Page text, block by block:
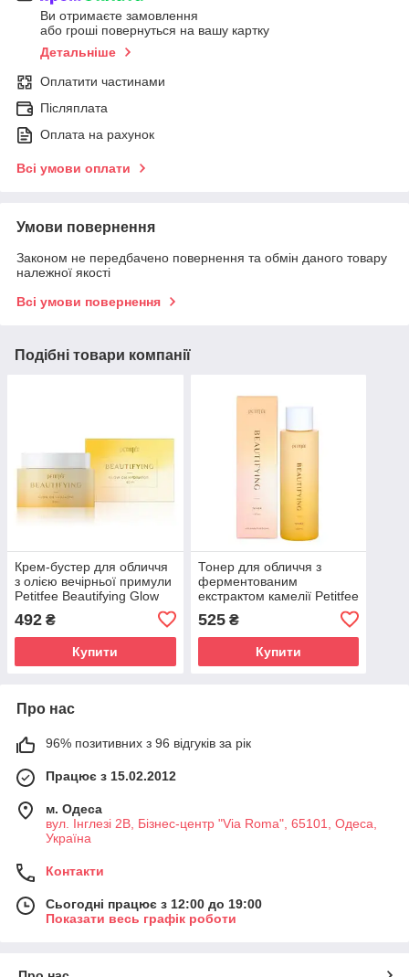
Ви отримаєте замовлення
або гроші повернуться на вашу картку
Детальніше
Оплатити частинами
Післяплата
Оплата на рахунок
Всі умови оплати
Умови повернення
Законом не передбачено повернення та обмін даного товару
належної якості
Всі умови повернення
Подібні товари компанії
Крем-бустер для обличчя
з олією вечірньої примули
Petitfee Beautifying Glow
On Hydration 50ml (Термін
придатності: до
01.11.2026)
492 ₴
Купити
Тонер для обличчя з
ферментованим
екстрактом камелії Petitfee
(Термін придатності: до
01.11.2026)
525₴
Купити
Про нас
96% позитивних з 96 відгуків за рік
Працює з 15.02.2012
м. Одеса
вул. Інглезі 2В, Бізнес-центр "Via Roma", 65101, Одеса,
Україна
Контакти
Сьогодні працює з 12:00 до 19:00
Показати весь графік роботи